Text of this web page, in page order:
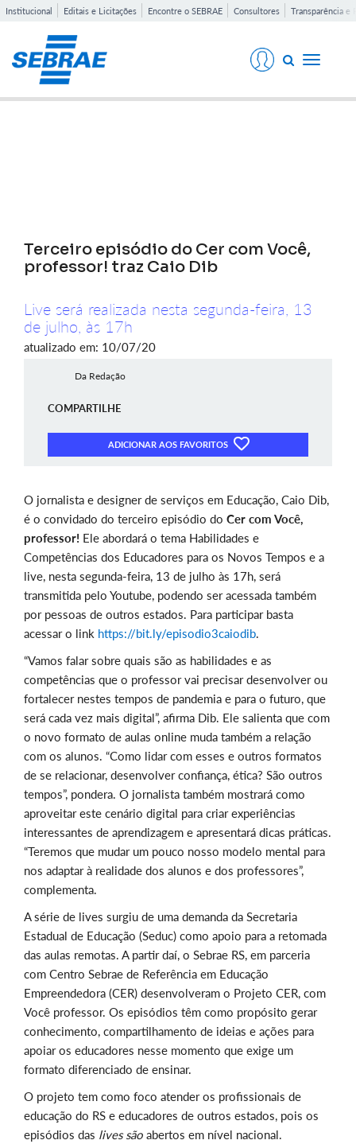
Institucional Editais e Licitações Encontre o SEBRAE Consultores Transparência e
Toggle
Terceiro episódio do Cer com Você,
professor! traz Caio Dib
Live será realizada nesta segunda-feira, 13
de julho, às 17h
atualizado em: 10/07/20
Da Redação
COMPARTILHE
ADICIONAR AOS FAVORITOS
O jornalista e designer de serviços em Educação, Caio Dib,
é o convidado do terceiro episódio do Cer com Você,
professor! Ele abordará o tema Habilidades e
Competências dos Educadores para os Novos Tempos e a
live, nesta segunda-feira, 13 de julho às 17h, será
transmitida pelo Youtube, podendo ser acessada também
por pessoas de outros estados. Para participar basta
acessar o link https://bit.ly/episodio3caiodib.
“Vamos falar sobre quais são as habilidades e as
competências que o professor vai precisar desenvolver ou
fortalecer nestes tempos de pandemia e para o futuro, que
será cada vez mais digital”, afirma Dib. Ele salienta que com
o novo formato de aulas online muda também a relação
com os alunos. “Como lidar com esses e outros formatos
de se relacionar, desenvolver confiança, ética? São outros
tempos”, pondera. O jornalista também mostrará como
aproveitar este cenário digital para criar experiências
interessantes de aprendizagem e apresentará dicas práticas.
“Teremos que mudar um pouco nosso modelo mental para
nos adaptar à realidade dos alunos e dos professores”,
complementa.
A série de lives surgiu de uma demanda da Secretaria
Estadual de Educação (Seduc) como apoio para a retomada
das aulas remotas. A partir daí, o Sebrae RS, em parceria
com Centro Sebrae de Referência em Educação
Empreendedora (CER) desenvolveram o Projeto CER, com
Você professor. Os episódios têm como propósito gerar
conhecimento, compartilhamento de ideias e ações para
apoiar os educadores nesse momento que exige um
formato diferenciado de ensinar.
O projeto tem como foco atender os profissionais de
educação do RS e educadores de outros estados, pois os
episódios das livessão abertos em nível nacional.